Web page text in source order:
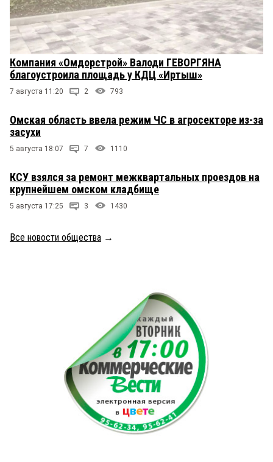
Компания «Омдорстрой» Валоди ГЕВОРГЯНА
благоустроила площадь у КДЦ «Иртыш»
7 августа 11:20 2 793
Омская область ввела режим ЧС в агросекторе из-за
засухи
5 августа 18:07 7 1110
КСУ взялся за ремонт межквартальных проездов на
крупнейшем омском кладбище
5 августа 17:25 3 1430
Все новости общества →